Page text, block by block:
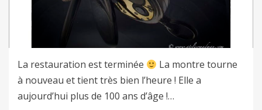
La restauration est terminée
La montre tourne
à nouveau et tient très bien l’heure ! Elle a
aujourd’hui plus de 100 ans d’âge !…